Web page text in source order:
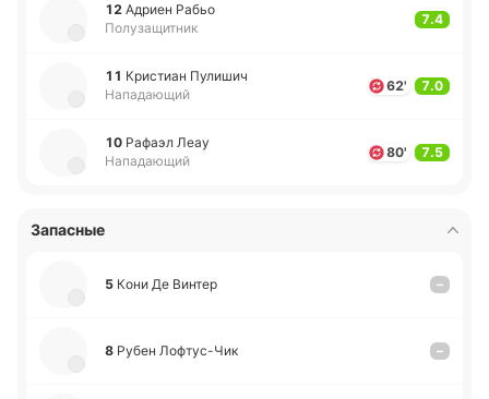
12 Адриен Рабьо
Полузащитник
7.4
11 Кри­стиан Пу­ли­шич
Нападающий
62' 7.0
10 Рафаэл Леау
Нападающий
80' 7.5
Запасные
5 Кони Де Винтер –
8 Рубен Ло­фту­с-Чик –